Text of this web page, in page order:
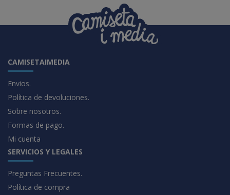
transmitir. Ya sea para una despedida de soltero, una peña, un
CAMISETAIMEDIA
Envios.
Política de devoluciones.
Sobre nosotros.
Formas de pago.
Mi cuenta
SERVICIOS Y LEGALES
Preguntas Frecuentes.
Política de compra